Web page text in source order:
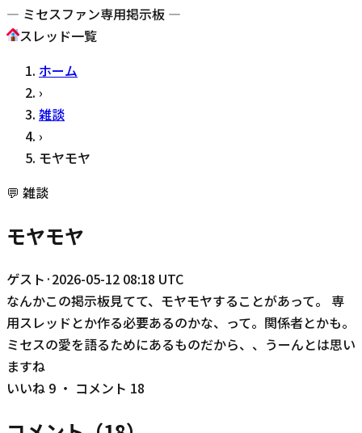
— ミセスファン専用掲示板 —
スレッド一覧
ホーム
›
雑談
›
モヤモヤ
💬 雑談
モヤモヤ
ゲスト ·2026-05-12 08:18 UTC
なんかこの掲示板見てて、モヤモヤすることがあって。 専
用スレッドとか作る必要あるのかな、って。関係者とかも。
ミセスの愛を語るためにあるものだから、、うーんとは思い
ますね
いいね 9 ・ コメント 18